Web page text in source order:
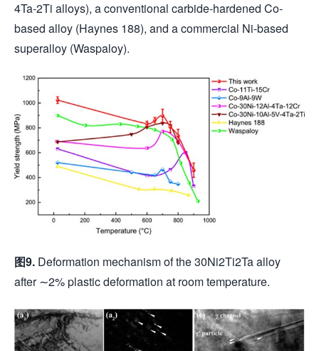
4Ta-2Ti alloys), a conventional carbide-hardened Co-
based alloy (Haynes 188), and a commercial Ni-based
superalloy (Waspaloy).
图9. Deformation mechanism of the 30Ni2Ti2Ta alloy
after ∼2% plastic deformation at room temperature.